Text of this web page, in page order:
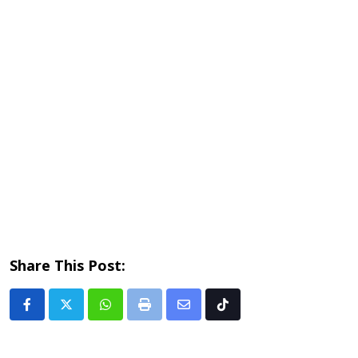
Share This Post:
Whatsapp
Print
Share Tiktok